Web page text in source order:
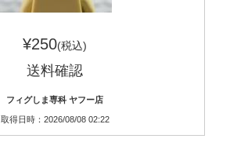
¥250(税込)
送料確認
フィグしま専科 ヤフー店
取得日時：2026/08/08 02:22